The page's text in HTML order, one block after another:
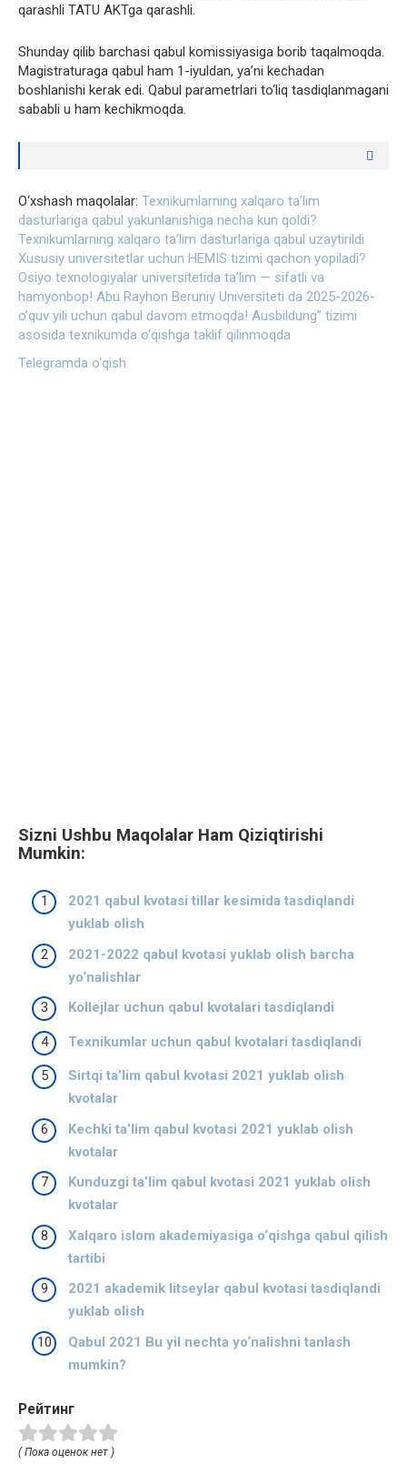
qarashli TATU AKTga qarashli.
Shunday qilib barchasi qabul komissiyasiga borib taqalmoqda.
Magistraturaga qabul ham 1-iyuldan, ya’ni kechadan
boshlanishi kerak edi. Qabul parametrlari to‘liq tasdiqlanmagani
sababli u ham kechikmoqda.
O‘xshash maqolalar: Texnikumlarning xalqaro ta’lim
dasturlariga qabul yakunlanishiga necha kun qoldi?
Texnikumlarning xalqaro ta’lim dasturlariga qabul uzaytirildi
Xususiy universitetlar uchun HEMIS tizimi qachon yopiladi?
Osiyo texnologiyalar universitetida ta’lim — sifatli va
hamyonbop! Abu Rayhon Beruniy Universiteti da 2025-2026-
o’quv yili uchun qabul davom etmoqda! Ausbildung” tizimi
asosida texnikumda o‘qishga taklif qilinmoqda
Telegramda o‘qish
Sizni Ushbu Maqolalar Ham Qiziqtirishi
Mumkin:
2021 qabul kvotasi tillar kesimida tasdiqlandi
yuklab olish
2021-2022 qabul kvotasi yuklab olish barcha
yo‘nalishlar
Kollejlar uchun qabul kvotalari tasdiqlandi
Texnikumlar uchun qabul kvotalari tasdiqlandi
Sirtqi ta’lim qabul kvotasi 2021 yuklab olish
kvotalar
Kechki ta’lim qabul kvotasi 2021 yuklab olish
kvotalar
Kunduzgi ta’lim qabul kvotasi 2021 yuklab olish
kvotalar
Xalqaro islom akademiyasiga o‘qishga qabul qilish
tartibi
2021 akademik litseylar qabul kvotasi tasdiqlandi
yuklab olish
Qabul 2021 Bu yil nechta yo‘nalishni tanlash
mumkin?
Рейтинг
( Пока оценок нет )